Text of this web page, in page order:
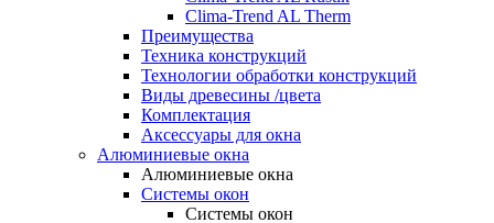
Clima-Trend AL Therm
Преимущества
Техника конструкций
Технологии обработки конструкций
Виды древесины /цвета
Комплектация
Аксессуары для окна
Алюминиевые окна
Алюминиевые окна
Системы окон
Системы окон